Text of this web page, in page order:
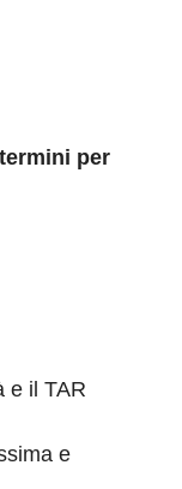
termini per
e il TAR
e